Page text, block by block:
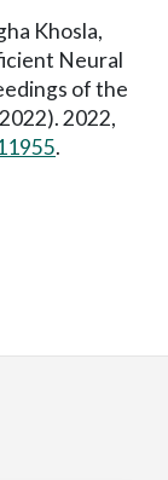
Khosla,
Neural
of the
2022,
.